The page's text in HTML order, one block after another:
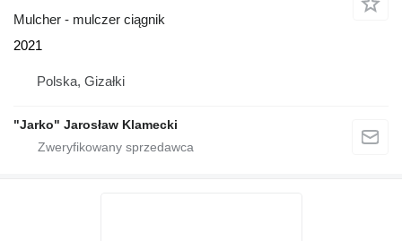
Mulcher - mulczer ciągnik
2021
Polska, Gizałki
"Jarko" Jarosław Klamecki